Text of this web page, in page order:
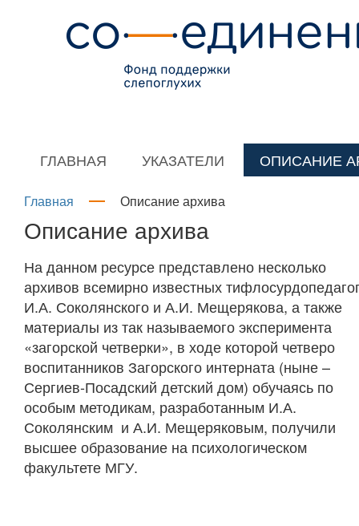
ГЛАВНАЯ УКАЗАТЕЛИ ОПИСАНИЕ
Главная Описание архива
Описание архива
На данном ресурсе представлено несколько
архивов всемирно известных
И.А. Соколянского и А.И. Мещерякова, а также
материалы из так называемого эксперимента
«загорской четверки», в ходе которой четверо
воспитанников Загорского интерната (ныне –
Сергиев-Посадский детский дом) обучаясь по
особым методикам, разработанным И.А.
Соколянским и А.И. Мещеряковым, получили
высшее образование на психологическом
факультете МГУ.